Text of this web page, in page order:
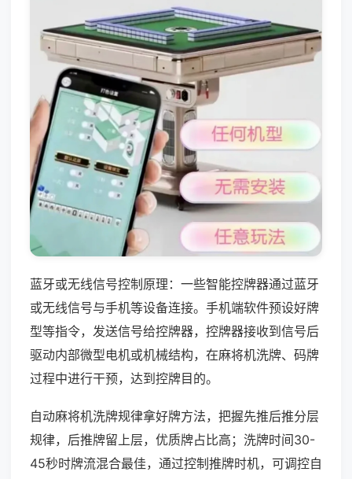
蓝牙或无线信号控制原理：一些智能控牌器通过蓝牙
或无线信号与手机等设备连接。手机端软件预设好牌
型等指令，发送信号给控牌器，控牌器接收到信号后
驱动内部微型电机或机械结构，在麻将机洗牌、码牌
过程中进行干预，达到控牌目的。
自动麻将机洗牌规律拿好牌方法，把握先推后推分层
规律，后推牌留上层，优质牌占比高；洗牌时间30-
45秒时牌流混合最佳，通过控制推牌时机，可调控自